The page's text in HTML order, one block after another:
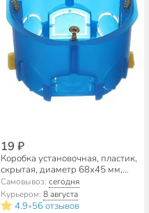
19 ₽
Коробка установочная, пластик,
скрытая, диаметр 68х45 мм,
TDM Electric, для гипсокартона,
пластиковые лапки, синяя, IP20,
SQ1403-0001
Самовывоз: сегодня
Курьером: 8 августа
4.9•56 отзывов